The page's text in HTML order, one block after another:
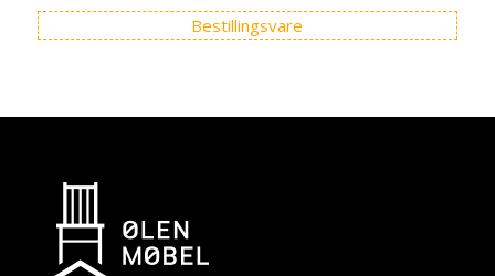
pris
var:
pris
er:
Bestillingsvare